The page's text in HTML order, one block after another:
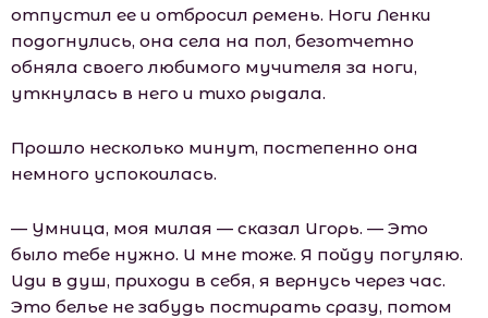
отпустил ее и отбросил ремень. Ноги Ленки
подогнулись, она села на пол, безотчетно
обняла своего любимого мучителя за ноги,
уткнулась в него и тихо рыдала.
Прошло несколько минут, постепенно она
немного успокоилась.
— Умница, моя милая — сказал Игорь. — Это
было тебе нужно. И мне тоже. Я пойду погуляю.
Иди в душ, приходи в себя, я вернусь через час.
Это белье не забудь постирать сразу, потом